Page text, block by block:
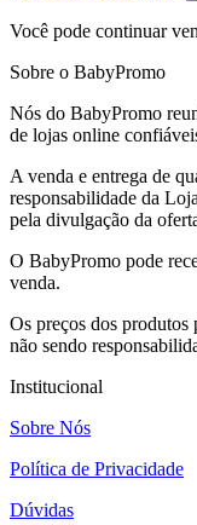
Você pode continuar
Sobre o BabyPromo
Nós do BabyPromo
de lojas online
A venda e entrega de
responsabilidade da
pela divulgação da
O BabyPromo pode
venda.
Os preços dos produtos
não sendo
Institucional
Sobre Nós
Política de Privacidade
Dúvidas